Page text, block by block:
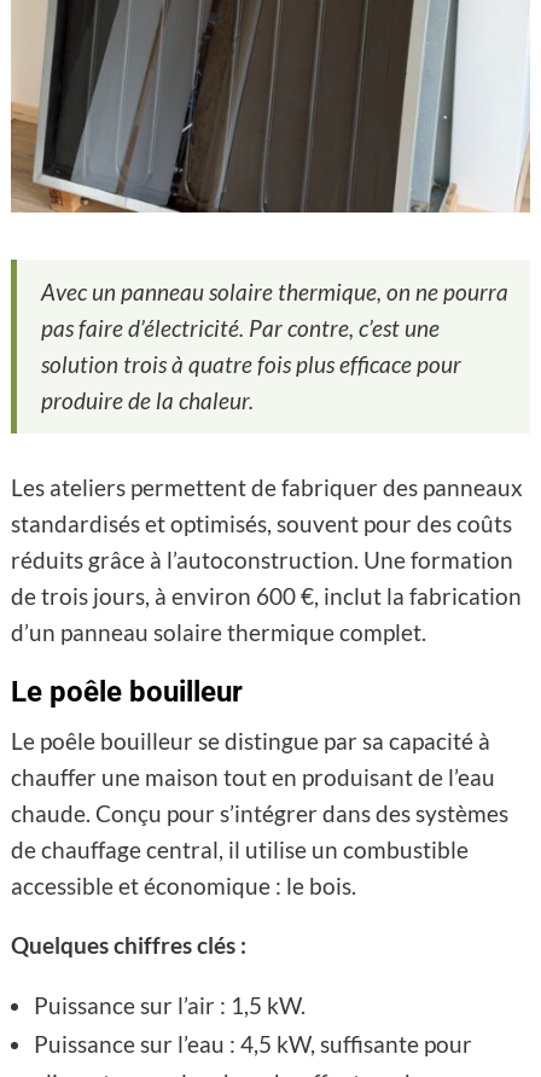
Avec un panneau solaire thermique, on ne pourra
pas faire d’électricité. Par contre, c’est une
solution trois à quatre fois plus efficace pour
produire de la chaleur.
Les ateliers permettent de fabriquer des panneaux
standardisés et optimisés, souvent pour des coûts
réduits grâce à l’autoconstruction. Une formation
de trois jours, à environ 600 €, inclut la fabrication
d’un panneau solaire thermique complet.
Le poêle bouilleur
Le poêle bouilleur se distingue par sa capacité à
chauffer une maison tout en produisant de l’eau
chaude. Conçu pour s’intégrer dans des systèmes
de chauffage central, il utilise un combustible
accessible et économique : le bois.
Quelques chiffres clés :
Puissance sur l’air : 1,5 kW.
Puissance sur l’eau : 4,5 kW, suffisante pour